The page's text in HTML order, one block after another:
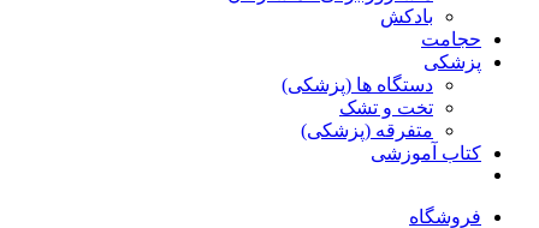
بادکش
حجامت
پزشکی
دستگاه ها (پزشکی)
تخت و تشک
متفرقه (پزشکی)
کتاب آموزشی
فروشگاه